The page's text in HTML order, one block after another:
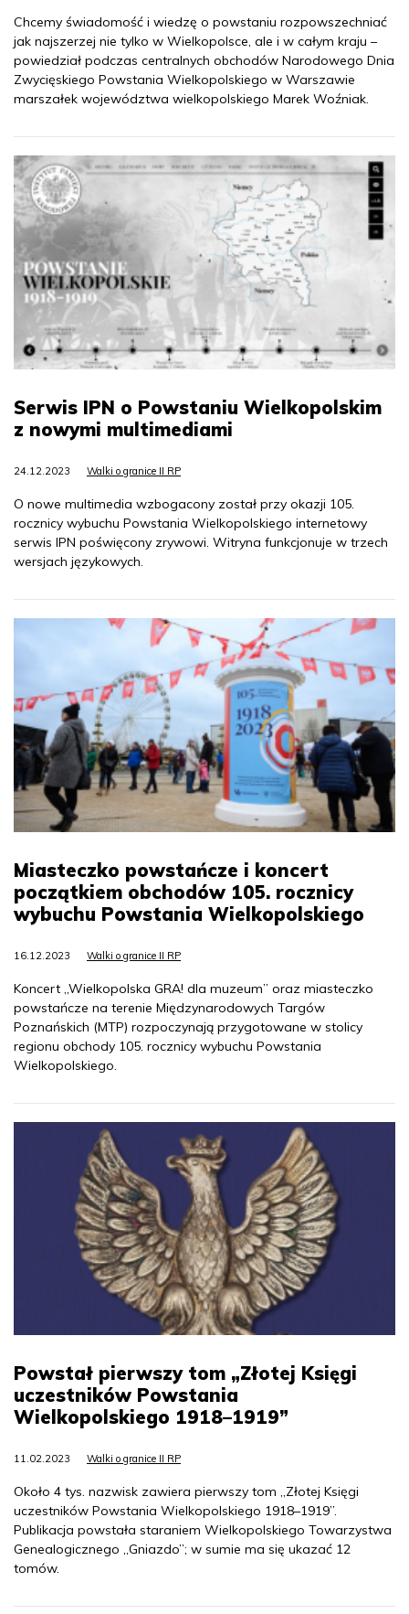
Chcemy świadomość i wiedzę o powstaniu rozpowszechniać
jak najszerzej nie tylko w Wielkopolsce, ale i w całym kraju –
powiedział podczas centralnych obchodów Narodowego Dnia
Zwycięskiego Powstania Wielkopolskiego w Warszawie
marszałek województwa wielkopolskiego Marek Woźniak.
Serwis IPN o Powstaniu Wielkopolskim
z nowymi multimediami
24.12.2023 Walki o granice II RP
O nowe multimedia wzbogacony został przy okazji 105.
rocznicy wybuchu Powstania Wielkopolskiego internetowy
serwis IPN poświęcony zrywowi. Witryna funkcjonuje w trzech
wersjach językowych.
Miasteczko powstańcze i koncert
początkiem obchodów 105. rocznicy
wybuchu Powstania Wielkopolskiego
16.12.2023 Walki o granice II RP
Koncert „Wielkopolska GRA! dla muzeum” oraz miasteczko
powstańcze na terenie Międzynarodowych Targów
Poznańskich (MTP) rozpoczynają przygotowane w stolicy
regionu obchody 105. rocznicy wybuchu Powstania
Wielkopolskiego.
Powstał pierwszy tom „Złotej Księgi
uczestników Powstania
Wielkopolskiego 1918–1919”
11.02.2023 Walki o granice II RP
Około 4 tys. nazwisk zawiera pierwszy tom „Złotej Księgi
uczestników Powstania Wielkopolskiego 1918–1919”.
Publikacja powstała staraniem Wielkopolskiego Towarzystwa
Genealogicznego „Gniazdo”; w sumie ma się ukazać 12
tomów.